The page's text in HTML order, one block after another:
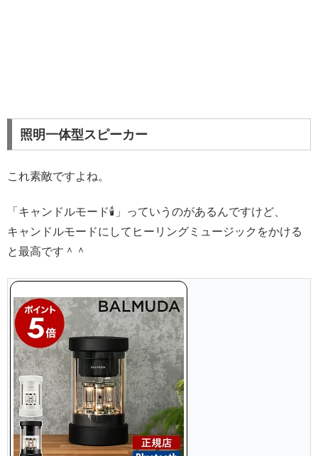
照明一体型スピーカー
これ素敵ですよね。
「キャンドルモード🕯」っていうのがあるんですけど、
キャンドルモードにしてヒーリングミュージックをかける
と最高です＾＾